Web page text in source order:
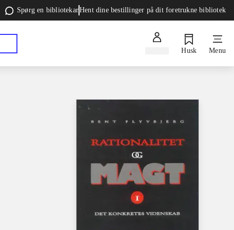
Spørg en bibliotekarHent dine bestillinger på dit foretrukne bibliotek
Husk Menu